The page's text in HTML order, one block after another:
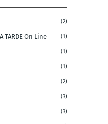
(2)
TARDE On Line (1)
(1)
(1)
(2)
(3)
(3)